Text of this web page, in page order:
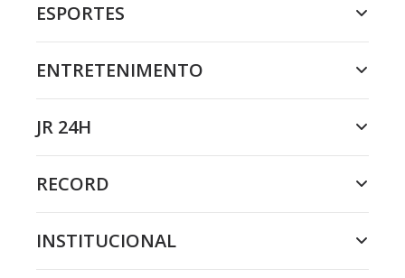
ESPORTES
ENTRETENIMENTO
JR 24H
RECORD
INSTITUCIONAL